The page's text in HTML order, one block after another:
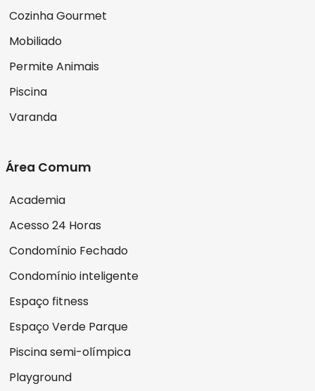
Cozinha Gourmet
Mobiliado
Permite Animais
Piscina
Varanda
Área Comum
Academia
Acesso 24 Horas
Condomínio Fechado
Condomínio inteligente
Espaço fitness
Espaço Verde Parque
Piscina semi-olímpica
Playground